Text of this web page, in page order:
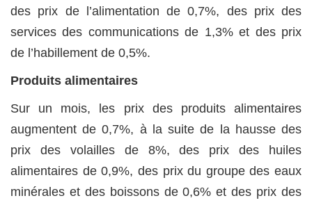
des prix de l’alimentation de 0,7%, des prix des
services des communications de 1,3% et des prix
de l’habillement de 0,5%.
Produits alimentaires
Sur un mois, les prix des produits alimentaires
augmentent de 0,7%, à la suite de la hausse des
prix des volailles de 8%, des prix des huiles
alimentaires de 0,9%, des prix du groupe des eaux
minérales et des boissons de 0,6% et des prix des